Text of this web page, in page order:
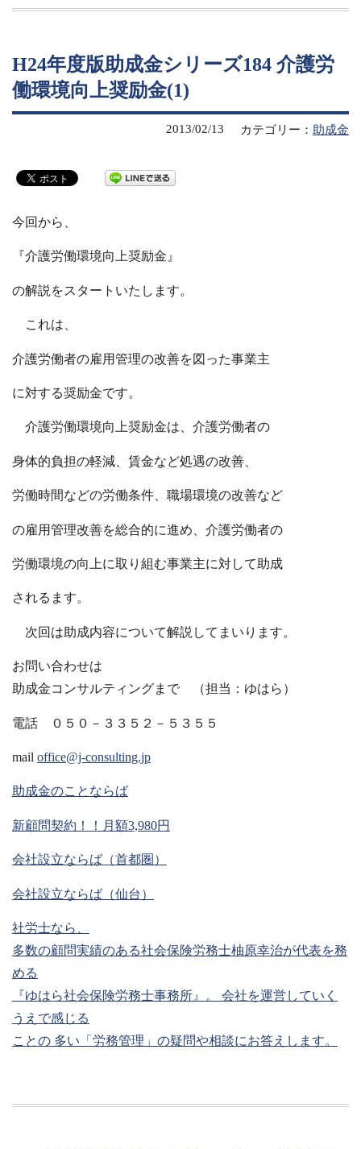
H24年度版助成金シリーズ184 介護労
働環境向上奨励金(1)
カテゴリー： 助成金
2013/02/13
今回から、
『介護労働環境向上奨励金』
の解説をスタートいたします。
これは、
介護労働者の雇用管理の改善を図った事業主
に対する奨励金です。
介護労働環境向上奨励金は、介護労働者の
身体的負担の軽減、賃金など処遇の改善、
労働時間などの労働条件、職場環境の改善など
の雇用管理改善を総合的に進め、介護労働者の
労働環境の向上に取り組む事業主に対して助成
されるます。
次回は助成内容について解説してまいります。
お問い合わせは
助成金コンサルティングまで （担当：ゆはら）
電話 ０５０－３３５２－５３５５
mail office@j-consulting.jp
助成金のことならば
新顧問契約！！月額3,980円
会社設立ならば（首都圏）
会社設立ならば（仙台）
社労士なら、
多数の顧問実績のある社会保険労務士柚原幸治が代表を務
める
『ゆはら社会保険労務士事務所』。 会社を運営していく
うえで感じる
ことの 多い「労務管理」の疑問や相談にお答えします。